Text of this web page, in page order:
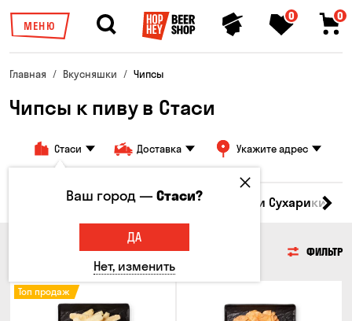
МЕНЮ
0 0
Главная Вкусняшки Чипсы
Чипсы к пиву в Стаси
Стаси Доставка Укажите адрес
Семечки Чипсы Гренки и Сухарики
ФИЛЬТР
Топ продаж
Ваш город —Стаси?
ДА
Нет, изменить